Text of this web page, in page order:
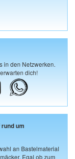
in den Netzwerken.
dich!
um
an Bastelmaterial
Egal ob zum